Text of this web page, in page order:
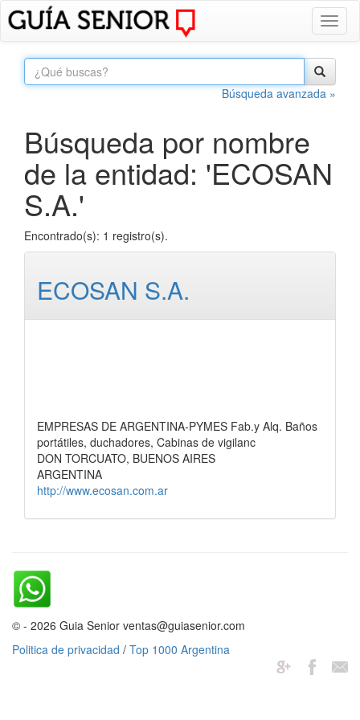
Búsqueda avanzada »
Búsqueda por nombre
de la entidad: 'ECOSAN
S.A.'
Encontrado(s): 1 registro(s).
ECOSAN S.A.
EMPRESAS DE ARGENTINA-PYMES Fab.y Alq. Baños
portátiles, duchadores, Cabinas de vigilanc
DON TORCUATO, BUENOS AIRES
ARGENTINA
http://www.ecosan.com.ar
© - 2026 Guia Senior ventas@guiasenior.com
Politica de privacidad / Top 1000 Argentina